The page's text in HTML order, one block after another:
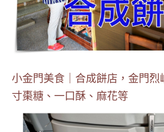
小金門美食｜合成餅店，金門烈
寸棗糖、一口酥、麻花等